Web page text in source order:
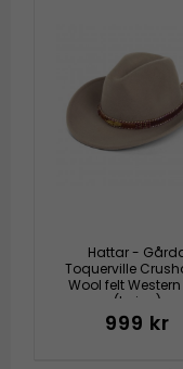
Hattar -
Toquerville
Wool felt
(beige)
999 kr